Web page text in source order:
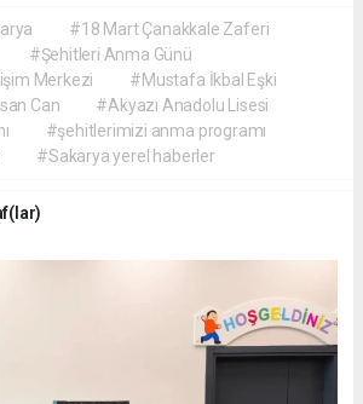
#18 Mart Çanakkale Zaferi
#Şehitleri Anma Günü
Merkezi
#Mustafa İkbal Eşki
Can
#Akyazı Anadolu Lisesi
#şehitlerimizi anma programı
#Sakarya yerel haberler